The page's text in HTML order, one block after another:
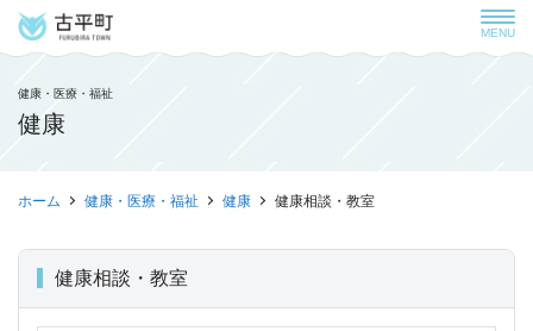
MENU
健康・医療・福祉
健康
ホーム 健康・医療・福祉 健康 健康相談・教室
健康相談・教室